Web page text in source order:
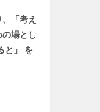
「考え
場とし
と」 を